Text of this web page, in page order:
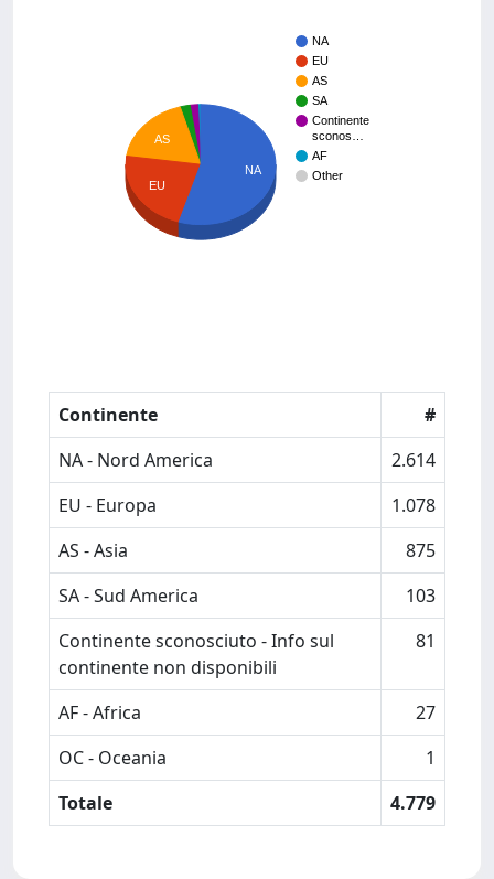
NA
EU
AS
SA
Continente
sconos…
AF
Other
AS
EU
NA
Continente
#
NA - Nord America
2.614
EU - Europa
1.078
AS - Asia
875
SA - Sud America
103
Continente sconosciuto - Info sul
continente non disponibili
81
AF - Africa
27
OC - Oceania
1
Totale
4.779